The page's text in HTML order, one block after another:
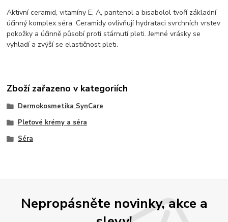
Aktivní ceramid, vitamíny E, A, pantenol a bisabolol tvoří základní
účinný komplex séra. Ceramidy ovlivňují hydrataci svrchních vrstev
pokožky a účinně působí proti stárnutí pleti. Jemné vrásky se
vyhladí a zvýší se elastičnost pleti.
Zboží zařazeno v kategoriích
Dermokosmetika SynCare
Pleťové krémy a séra
Séra
Nepropásněte novinky, akce a